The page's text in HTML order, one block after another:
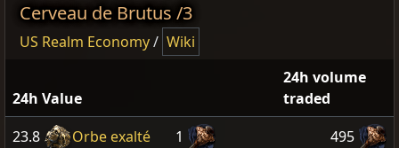
Cerveau de Brutus /3
US Realm Economy/ Wiki
24h Value
24h volume
traded
23.8
Orbe exalté
1
495